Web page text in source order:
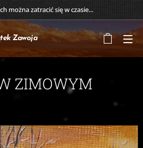
można zatracić się w czasie...
Zawoja
ZIMOWYM